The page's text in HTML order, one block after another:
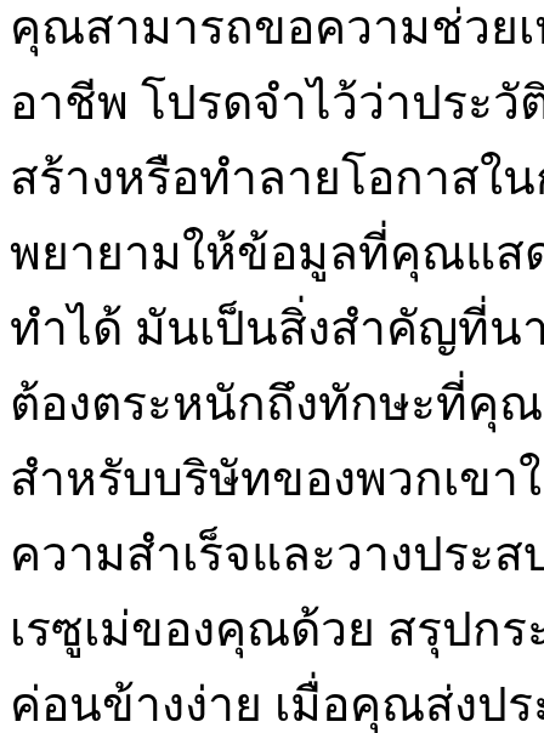
คุณสามารถขอความช่วยเ
อาชีพ โปรดจำไว้ว่าประ
สร้างหรือทำลายโอกาสใ
พยายามให้ข้อมูลที่คุณแส
ทำได้ มันเป็นสิ่งสำคัญที่
ต้องตระหนักถึงทักษะที่คุ
สำหรับบริษัทของพวกเขา
ความสำเร็จและวางประ
เรซูเม่ของคุณด้วย สรุปก
ค่อนข้างง่าย เมื่อคุณส่งป